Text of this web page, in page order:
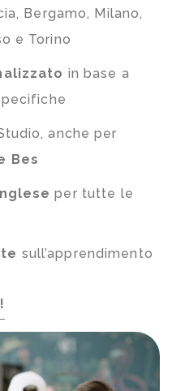
Bergamo, Milano,
e Torino
in base a
anche per
Bes
per tutte le
sull’apprendimento